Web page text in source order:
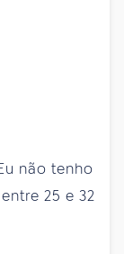
não tenho
25 e 32